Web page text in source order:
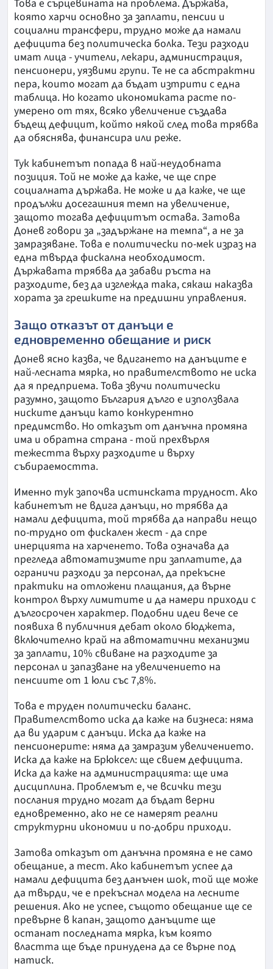
Това е сърцевината на проблема. Държава,
която харчи основно за заплати, пенсии и
социални трансфери, трудно може да намали
дефицита без политическа болка. Тези разходи
имат лица - учители, лекари, администрация,
пенсионери, уязвими групи. Те не са абстрактни
пера, които могат да бъдат изтрити с една
таблица. Но когато икономиката расте по-
умерено от тях, всяко увеличение създава
бъдещ дефицит, който някой след това трябва
да обяснява, финансира или реже.
Тук кабинетът попада в най-неудобната
позиция. Той не може да каже, че ще спре
социалната държава. Не може и да каже, че ще
продължи досегашния темп на увеличение,
защото тогава дефицитът остава. Затова
Донев говори за „задържане на темпа“, а не за
замразяване. Това е политически по-мек израз на
една твърда фискална необходимост.
Държавата трябва да забави ръста на
разходите, без да изглежда така, сякаш наказва
хората за грешките на предишни управления.
Защо отказът от данъци е
едновременно обещание и риск
Донев ясно казва, че вдигането на данъците е
най-лесната мярка, но правителството не иска
да я предприема. Това звучи политически
разумно, защото България дълго е използвала
ниските данъци като конкурентно
предимство. Но отказът от данъчна промяна
има и обратна страна - той прехвърля
тежестта върху разходите и върху
събираемостта.
Именно тук започва истинската трудност. Ако
кабинетът не вдига данъци, но трябва да
намали дефицита, той трябва да направи нещо
по-трудно от фискален жест - да спре
инерцията на харченето. Това означава да
прегледа автоматизмите при заплатите, да
ограничи разходи за персонал, да прекъсне
практики на отложени плащания, да върне
контрол върху лимитите и да намери приходи с
дългосрочен характер. Подобни идеи вече се
появиха в публичния дебат около бюджета,
включително край на автоматични механизми
за заплати, 10% свиване на разходите за
персонал и запазване на увеличението на
пенсиите от 1 юли със 7,8%.
Това е труден политически баланс.
Правителството иска да каже на бизнеса: няма
да ви ударим с данъци. Иска да каже на
пенсионерите: няма да замразим увеличението.
Иска да каже на Брюксел: ще свием дефицита.
Иска да каже на администрацията: ще има
дисциплина. Проблемът е, че всички тези
послания трудно могат да бъдат верни
едновременно, ако не се намерят реални
структурни икономии и по-добри приходи.
Затова отказът от данъчна промяна е не само
обещание, а тест. Ако кабинетът успее да
намали дефицита без данъчен шок, той ще може
да твърди, че е прекъснал модела на лесните
решения. Ако не успее, същото обещание ще се
превърне в капан, защото данъците ще
останат последната мярка, към която
властта ще бъде принудена да се върне под
натиск.